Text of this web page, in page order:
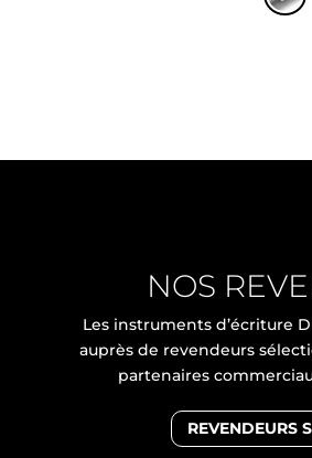
NOS
Les instruments d’écriture
auprès de revendeurs
partenaires
REVENDEURS